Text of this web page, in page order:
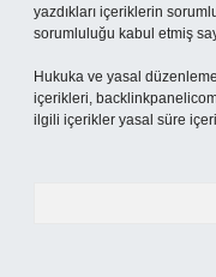
yazdıkları içeriklerin
sorumluluğu kabul etmiş
Hukuka ve yasal
içerikleri,
ilgili içerikler yasal süre